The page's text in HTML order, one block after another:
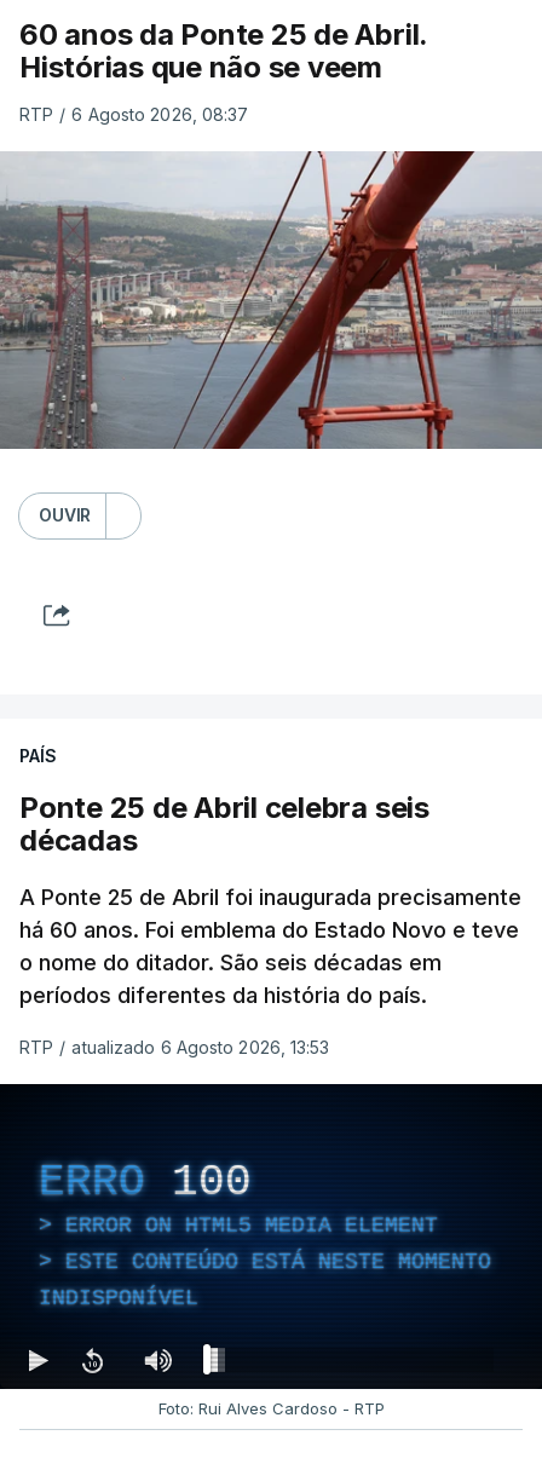
60 anos da Ponte 25 de Abril.
Histórias que não se veem
RTP / 6 Agosto 2026, 08:37
OUVIR
PAÍS
Ponte 25 de Abril celebra seis
décadas
A Ponte 25 de Abril foi inaugurada precisamente
há 60 anos. Foi emblema do Estado Novo e teve
o nome do ditador. São seis décadas em
períodos diferentes da história do país.
RTP / atualizado 6 Agosto 2026, 13:53
ERRO 100
ERROR ON HTML5 MEDIA ELEMENT
ESTE CONTEÚDO ESTÁ NESTE MOMENTO
INDISPONÍVEL
Foto: Rui Alves Cardoso - RTP